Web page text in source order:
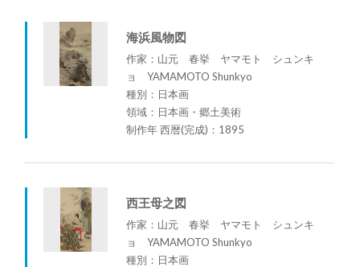
海浜風物図
作家：山元 春挙 ヤマモト シュンキ
ョ YAMAMOTO Shunkyo
種別：日本画
領域：日本画・郷土美術
制作年 西暦(完成)：1895
西王母之図
作家：山元 春挙 ヤマモト シュンキ
ョ YAMAMOTO Shunkyo
種別：日本画